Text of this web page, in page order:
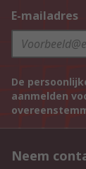
E-mailadres
De
aanmelden
Neem